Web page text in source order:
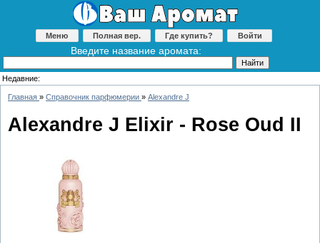
Меню Полная вер. Где купить? Войти
Введите название аромата:
Недавние:
Главная » Справочник парфюмерии » Alexandre J
Alexandre J Elixir - Rose Oud II